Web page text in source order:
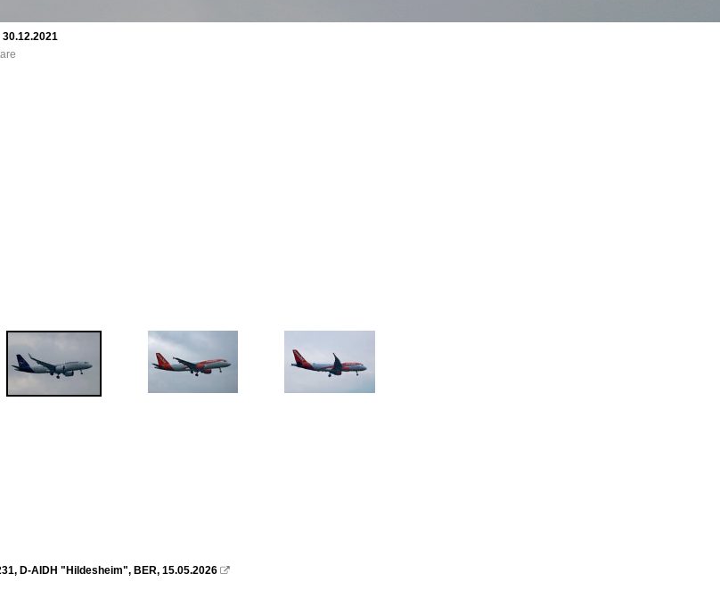
D-AIDH "Hildesheim", BER, 15.05.2026 